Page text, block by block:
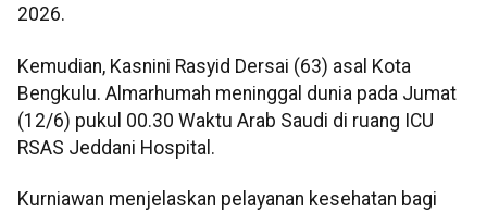
2026.
Kemudian, Kasnini Rasyid Dersai (63) asal Kota
Bengkulu. Almarhumah meninggal dunia pada Jumat
(12/6) pukul 00.30 Waktu Arab Saudi di ruang ICU
RSAS Jeddani Hospital.
Kurniawan menjelaskan pelayanan kesehatan bagi